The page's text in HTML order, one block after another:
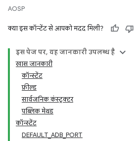
AOSP
क्या इस कॉन्टेंट से आपको मदद मिली?
इस पेज पर, यह जानकारी उपलब्ध है
खास जानकारी
कॉन्स्टेंट
फ़ील्ड
सार्वजनिक कंस्ट्रक्टर
पब्लिक मेथड
कॉन्स्टेंट
DEFAULT_ADB_PORT